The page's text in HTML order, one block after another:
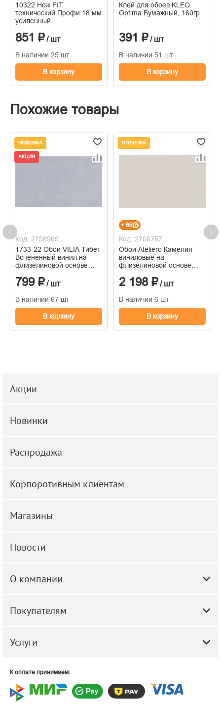
10322 Нож FIT
технический Профи 18 мм
усиленный
пластиковый прижим,
851 ₽/ шт
В наличии 25 шт
В корзину
Клей для обоев KLEO
Optima Бумажный, 160гр
391 ₽/ шт
В наличии 51 шт
В корзину
Похожие товары
НОВИНКА
АКЦИЯ
Код: 2758965
1733-22 Обои VILIA Тибет
Вспененный винил на
флизелиновой основе
799 ₽/ шт
В наличии 67 шт
В корзину
НОВИНКА
+ 66
Код: 2766757
Обои Ateliero Камелия
виниловые на
флизелиновой основе
1,06м*10м
2 198 ₽/ шт
В наличии 6 шт
В корзину
Акции
Новинки
Распродажа
Корпоротивным клиентам
Магазины
Новости
О компании
Покупателям
Услуги
К оплате принимаем: